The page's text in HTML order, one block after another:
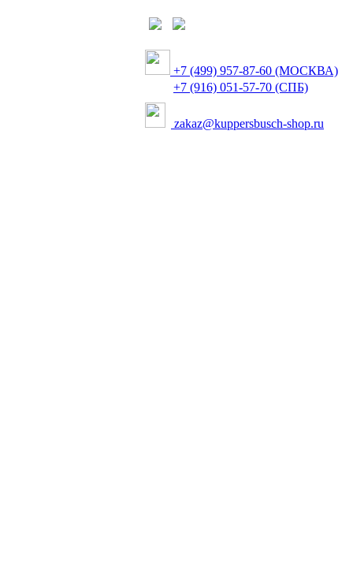
+7 (499) 957-87-60 (МОСКВА)
+7 (916) 051-57-70 (СПБ)
zakaz@kuppersbusch-shop.ru